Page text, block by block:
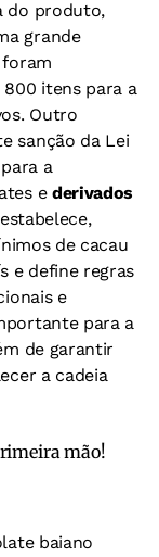
do produto,
grande
foram
800 itens para a
Outro
sanção da Lei
a
e derivados
de cacau
e define regras
e
para a
de garantir
a cadeia
mão!
baiano